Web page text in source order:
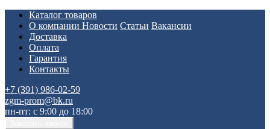
Каталог товаров
О компании Новости Статьи Вакансии
Доставка
Оплата
Гарантия
Контакты
+7 (391) 986-02-59
zgm-prom@bk.ru
пн-пт: с 9:00 до 18:00